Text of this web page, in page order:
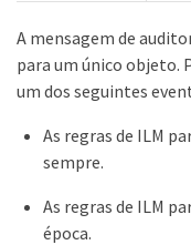
A mensagem de
para um único objeto.
um dos seguintes
As regras de ILM
sempre.
As regras de ILM
época.